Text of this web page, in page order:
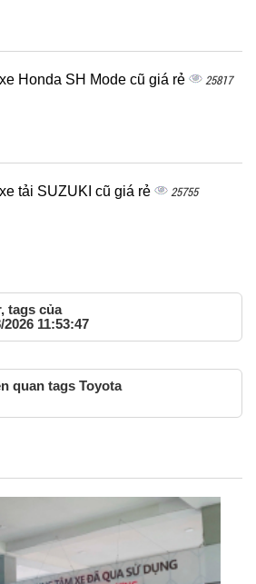
Honda SH Mode cũ giá rẻ 25817
tải SUZUKI cũ giá rẻ 25755
tags của
11:53:47
quan tags Toyota